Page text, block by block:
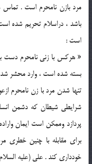
مرد بازن نامحرم است .
باشد ، دراسلام تحريم شده
است :
« هرکس با زني نامحرم دست
بسته شده است ، وارد محشر
تنها شدن مرد با زن نامحرم
شرايطي شيطان که دشمن
پردازد وممکن است ايمان
براي مقابله با چنين خطري
خودداري کند . علي (عليه